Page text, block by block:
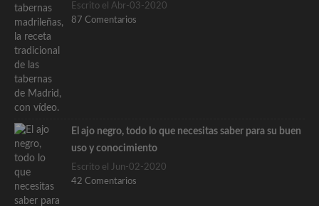
Escrito el Abr-03-2020
87 Comentarios
El ajo negro, todo lo que necesitas saber para su buen
uso y conocimiento
Escrito el Jun-02-2020
42 Comentarios